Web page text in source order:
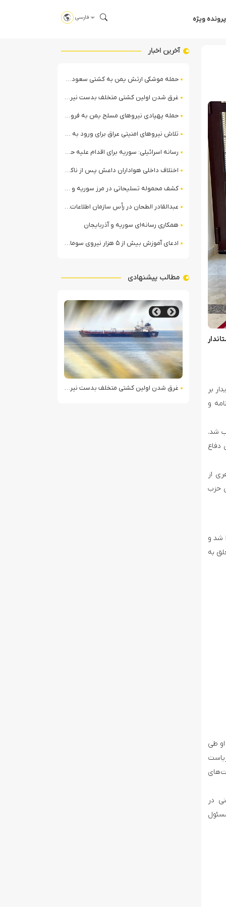
پرونده ویژه فارسی
بر
و
شد.
دفاع
از
حزب
شد و
به
او طی
در
آخرین اخبار
حمله موشکی ارتش یمن به کشتی سعودی در شمال دریای سرخ
غرق شدن اولین کشتی متخلف بدست نیروی دریایی ارتش یمن
حمله پهپادی نیروهای مسلح یمن به فرودگاه نجران
تلاش نیروهای امنیتی عراق برای ورود به مقر مقاومت در حومه بغداد
رسانه اسرائیلی: سوریه برای اقدام علیه حزب‌الله در لبنان آماده می‌شود!
اختلاف داخلی هواداران داعش پس از ناکامی عملیات انغماسی داعش در رقه
کشف محموله تسلیحاتی در مرز سوریه و عراق توسط نیروهای الجولانی
عبدالقادر الطحان در رأس سازمان اطلاعات سوریه؛ گمانه‌زنی‌ها درباره اختلافات در ساختار امنیتی
همکاری رسانه‌ای سوریه و آذربایجان
ادعای آموزش بیش از ۵ هزار نیروی سومالیایی با نظارت عربستان
مطالب پیشنهادی
غرق شدن اولین کشتی متخلف بدست نیروی دریایی ارتش یمن